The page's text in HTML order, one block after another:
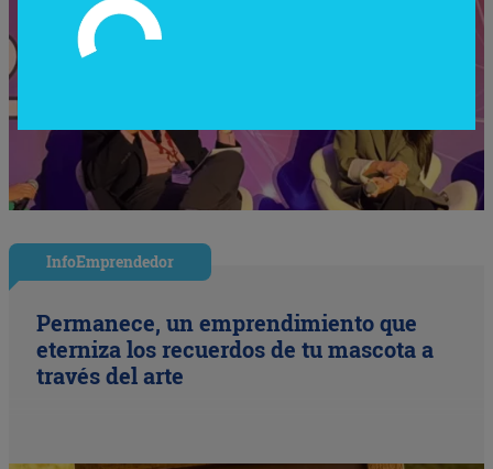
InfoEmprendedor
Permanece, un emprendimiento que
eterniza los recuerdos de tu mascota a
través del arte